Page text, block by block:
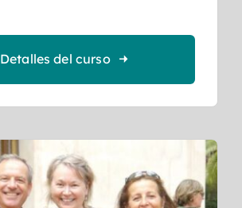
Detalles del curso